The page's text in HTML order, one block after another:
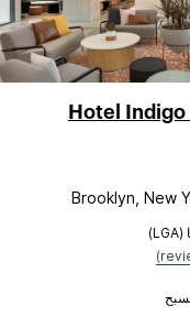
Hotel
Brooklyn, New